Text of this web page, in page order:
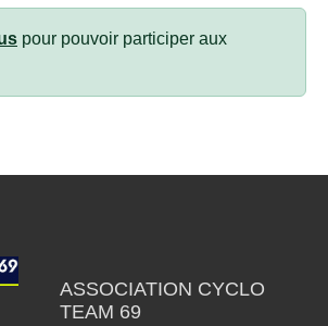
pour pouvoir participer aux
ASSOCIATION CYCLO
TEAM 69